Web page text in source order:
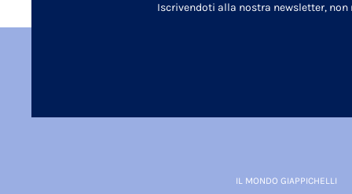
Iscrivendoti alla nostra newsletter,
IL MONDO GIAPPICHELLI